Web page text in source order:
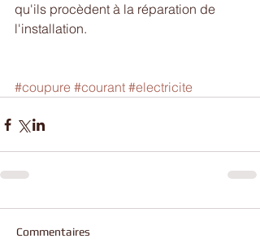
qu'ils procèdent à la réparation de
l'installation.
#coupure #courant #electricite
Commentaires